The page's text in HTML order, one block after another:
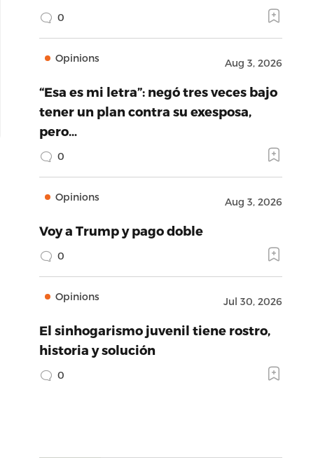
0
Opinions Aug 3, 2026
“Esa es mi letra”: negó tres veces bajo
tener un plan contra su exesposa,
pero…
0
Opinions Aug 3, 2026
Voy a Trump y pago doble
0
Opinions Jul 30, 2026
El sinhogarismo juvenil tiene rostro,
historia y solución
0